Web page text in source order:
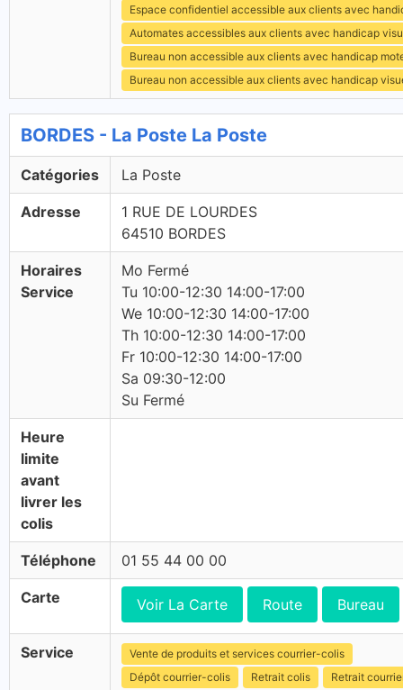
Espace confidentiel accessible aux clients avec
Automates accessibles aux clients avec handicap
Bureau non accessible aux clients avec handicap
Bureau non accessible aux clients avec handicap
BORDES - La Poste La Poste
Catégories La Poste
Adresse
1 RUE DE LOURDES
64510 BORDES
Horaires
Service
Mo Fermé
Tu 10:00-12:30 14:00-17:00
We 10:00-12:30 14:00-17:00
Th 10:00-12:30 14:00-17:00
Fr 10:00-12:30 14:00-17:00
Sa 09:30-12:00
Su Fermé
Heure
limite
avant
livrer les
colis
Téléphone 01 55 44 00 00
Carte Voir La Carte Route Bureau
Service
Vente de produits et services courrier-colis
Dépôt courrier-colis
Retrait colis Retrait